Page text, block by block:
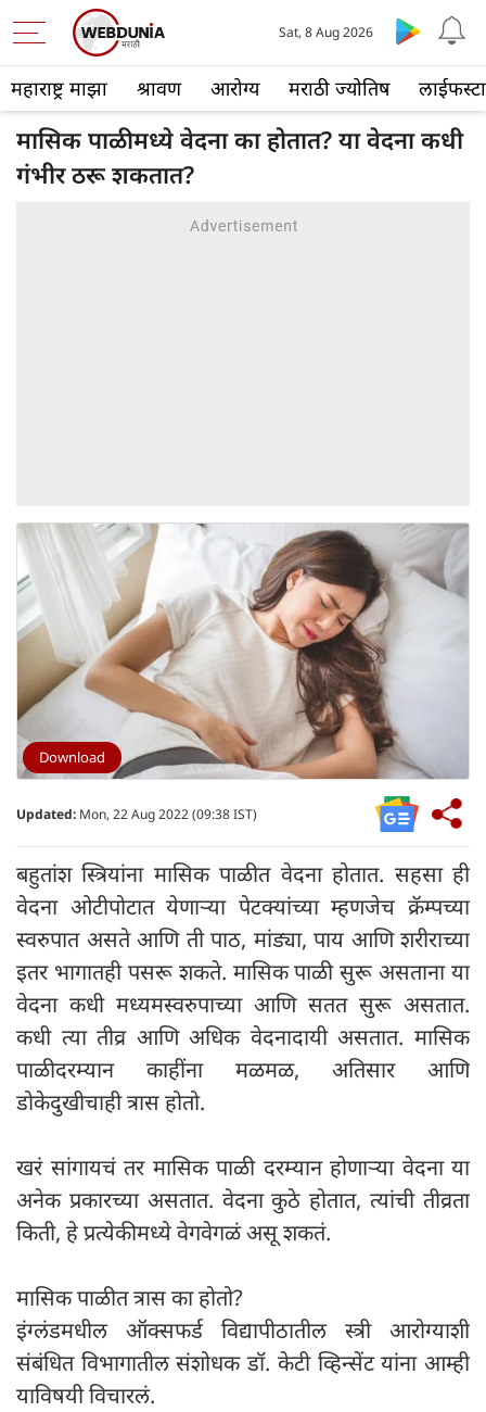
महाराष्ट्र माझा श्रावण आरोग्य मराठी ज्योतिष
Sat, 8 Aug 2026
मासिक पाळीमध्ये वेदना का होतात? या वेदना कधी
गंभीर ठरू शकतात?
Download
Updated: Mon, 22 Aug 2022 (09:38 IST)
बहुतांश स्त्रियांना मासिक पाळीत वेदना होतात. सहसा ही
वेदना ओटीपोटात येणाऱ्या पेटक्यांच्या म्हणजेच क्रॅम्पच्या
स्वरुपात असते आणि ती पाठ, मांड्या, पाय आणि शरीराच्या
इतर भागातही पसरू शकते. मासिक पाळी सुरू असताना या
वेदना कधी मध्यमस्वरुपाच्या आणि सतत सुरू असतात.
कधी त्या तीव्र आणि अधिक वेदनादायी असतात. मासिक
पाळीदरम्यान काहींना मळमळ, अतिसार आणि
डोकेदुखीचाही त्रास होतो.
खरं सांगायचं तर मासिक पाळी दरम्यान होणाऱ्या वेदना या
अनेक प्रकारच्या असतात. वेदना कुठे होतात, त्यांची तीव्रता
किती, हे प्रत्येकीमध्ये वेगवेगळं असू शकतं.
मासिक पाळीत त्रास का होतो?
इंग्लंडमधील ऑक्सफर्ड विद्यापीठातील स्त्री आरोग्याशी
संबंधित विभागातील संशोधक डॉ. केटी व्हिन्सेंट यांना आम्ही
याविषयी विचारलं.